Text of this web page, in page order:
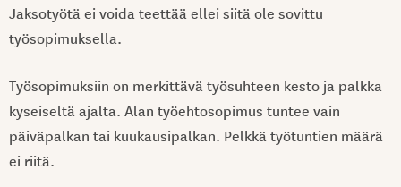
Jaksotyötä ei voida teettää ellei siitä ole sovittu
työsopimuksella.
Työsopimuksiin on merkittävä työsuhteen kesto ja palkka
kyseiseltä ajalta. Alan työehtosopimus tuntee vain
päiväpalkan tai kuukausipalkan. Pelkkä työtuntien määrä
ei riitä.